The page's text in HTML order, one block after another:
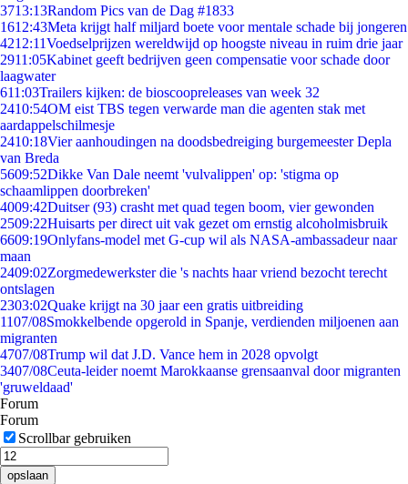
3713:13Random Pics van de Dag #1833
1612:43Meta krijgt half miljard boete voor mentale schade bij jongeren
4212:11Voedselprijzen wereldwijd op hoogste niveau in ruim drie jaar
2911:05Kabinet geeft bedrijven geen compensatie voor schade door
laagwater
611:03Trailers kijken: de bioscoopreleases van week 32
2410:54OM eist TBS tegen verwarde man die agenten stak met
aardappelschilmesje
2410:18Vier aanhoudingen na doodsbedreiging burgemeester Depla
van Breda
5609:52Dikke Van Dale neemt 'vulvalippen' op: 'stigma op
schaamlippen doorbreken'
4009:42Duitser (93) crasht met quad tegen boom, vier gewonden
2509:22Huisarts per direct uit vak gezet om ernstig alcoholmisbruik
6609:19Onlyfans-model met G-cup wil als NASA-ambassadeur naar
maan
2409:02Zorgmedewerkster die 's nachts haar vriend bezocht terecht
ontslagen
2303:02Quake krijgt na 30 jaar een gratis uitbreiding
1107/08Smokkelbende opgerold in Spanje, verdienden miljoenen aan
migranten
4707/08Trump wil dat J.D. Vance hem in 2028 opvolgt
3407/08Ceuta-leider noemt Marokkaanse grensaanval door migranten
'gruweldaad'
Forum
Forum
Scrollbar gebruiken
opslaan